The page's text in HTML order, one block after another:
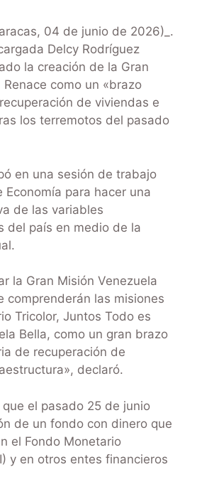
04 de junio de 2026)_.
Delcy Rodríguez
la creación de la Gran
como un «brazo
de viviendas e
los terremotos del pasado
en una sesión de trabajo
Economía para hacer una
de las variables
del país en medio de la
la Gran Misión Venezuela
comprenderán las misiones
Tricolor, Juntos Todo es
Bella, como un gran brazo
de recuperación de
declaró.
el pasado 25 de junio
de un fondo con dinero que
el Fondo Monetario
y en otros entes financieros